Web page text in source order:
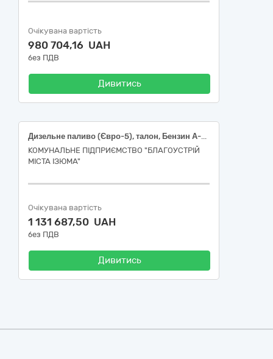
Очікувана вартість
980 704,16 UAH
без ПДВ
Дивитись
Дизельне паливо (Євро-5), талон, Бензин А-95 (Євро-5), талон
КОМУНАЛЬНЕ ПІДПРИЄМСТВО "БЛАГОУСТРІЙ
МІСТА ІЗЮМА"
Очікувана вартість
1 131 687,50 UAH
без ПДВ
Дивитись